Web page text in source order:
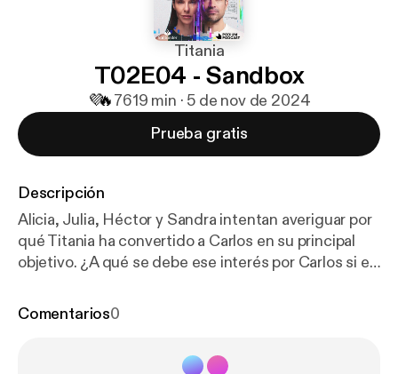
Titania
T02E04 - Sandbox
💜🔥7619 min · 5 de nov de 2024
Prueba gratis
Descripción
Alicia, Julia, Héctor y Sandra intentan averiguar por
qué Titania ha convertido a Carlos en su principal
objetivo. ¿A qué se debe ese interés por Carlos si en
aprenderá que una de las principales reglas del
Comentarios0